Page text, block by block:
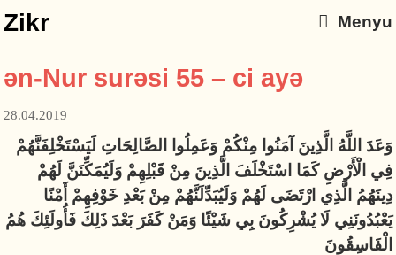
Zikr Menyu
ən-Nur surəsi 55 – ci ayə
28.04.2019
وَعَدَ اللَّهُ الَّذِينَ آمَنُوا مِنْكُمْ وَعَمِلُوا الصَّالِحَاتِ لَيَسْتَخْلِفَنَّهُمْ
فِي الْأَرْضِ كَمَا اسْتَخْلَفَ الَّذِينَ مِنْ قَبْلِهِمْ وَلَيُمَكِّنَنَّ لَهُمْ
دِينَهُمُ الَّذِي ارْتَضَى لَهُمْ وَلَيُبَدِّلَنَّهُمْ مِنْ بَعْدِ خَوْفِهِمْ أَمْنًا
يَعْبُدُونَنِي لَا يُشْرِكُونَ بِي شَيْئًا وَمَنْ كَفَرَ بَعْدَ ذَلِكَ فَأُولَئِكَ هُمُ
الْفَاسِقُونَ